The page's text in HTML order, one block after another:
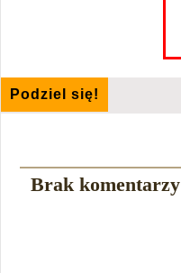
Podziel się!
Brak komentarzy